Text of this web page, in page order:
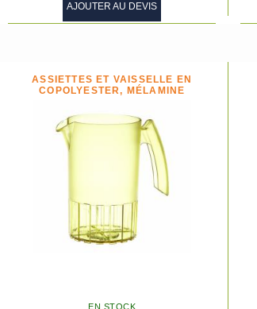
AJOUTER AU DEVIS
ASSIETTES ET VAISSELLE EN
COPOLYESTER, MÉLAMINE
EN STOCK